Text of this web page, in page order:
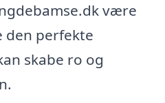
være
den perfekte
skabe ro og